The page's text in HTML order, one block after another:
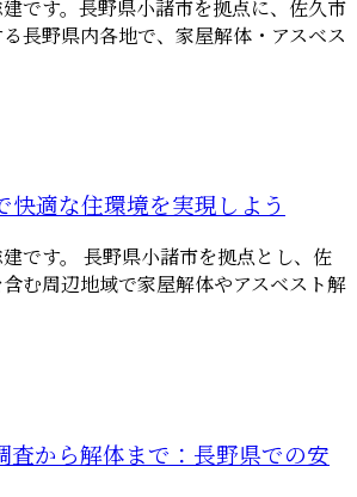
です。長野県小諸市を拠点に、佐久市
長野県内各地で、家屋解体・アスベス
快適な住環境を実現しよう
です。 長野県小諸市を拠点とし、佐
む周辺地域で家屋解体やアスベスト解
査から解体まで：長野県での安